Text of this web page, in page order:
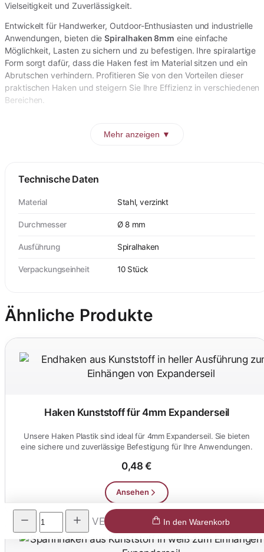
Vielseitigkeit und Zuverlässigkeit.
Entwickelt für Handwerker, Outdoor-Enthusiasten und industrielle
Anwendungen, bieten dieSpiralhaken 8mm eine einfache
Möglichkeit, Lasten zu sichern und zu befestigen. Ihre spiralartige
Form sorgt dafür, dass die Haken fest im Material sitzen und ein
Abrutschen verhindern. Profitieren Sie von den Vorteilen dieser
praktischen Haken und steigern Sie Ihre Effizienz in verschiedenen
Bereichen.
Mehr anzeigen ▼
Technische Daten
Material Stahl, verzinkt
Durchmesser Ø 8 mm
Ausführung Spiralhaken
Verpackungseinheit 10 Stück
Ähnliche Produkte
Haken Kunststoff für 4mm Expanderseil
Unsere Haken Plastik sind ideal für 4mm Expanderseil. Sie bieten
eine sichere und zuverlässige Befestigung für Ihre Anwendungen.
0,48 €
Ansehen
VE In den Warenkorb